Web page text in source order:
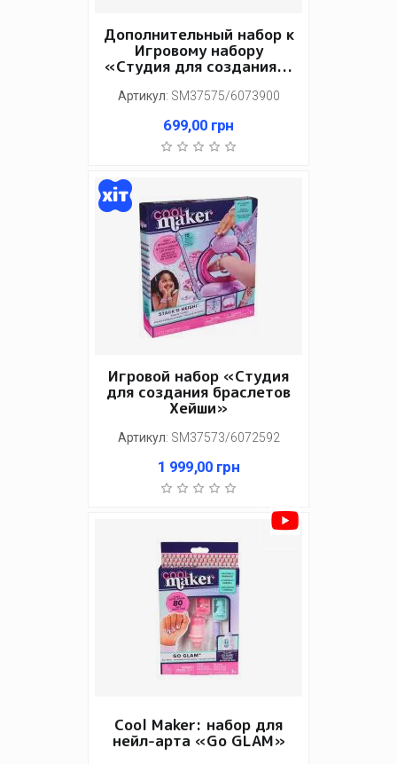
Дополнительный набор к
Игровому набору
«Студия для создания...
Артикул: SM37575/6073900
699,00 грн
Игровой набор «Студия
для создания браслетов
Хейши»
Артикул: SM37573/6072592
1 999,00 грн
Cool Maker: набор для
нейл-арта «Go GLAM»